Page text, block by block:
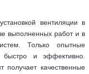
вентиляции в
выполненных работ и в
Только опытные
быстро и эффективно.
получает качественные